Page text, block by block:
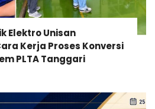
Elektro Unisan
Kerja Proses Konversi
PLTA Tanggari